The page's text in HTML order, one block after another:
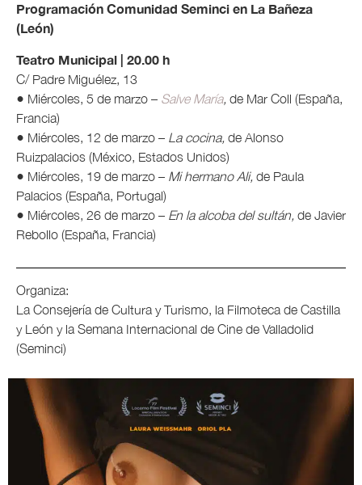
Programación Comunidad Seminci en La Bañeza
(León)
Teatro Municipal | 20.00 h
C/ Padre Miguélez, 13
● Miércoles, 5 de marzo – Salve María, de Mar Coll (España,
Francia)
● Miércoles, 12 de marzo – La cocina, de Alonso
Ruizpalacios (México, Estados Unidos)
● Miércoles, 19 de marzo – Mi hermano Ali, de Paula
Palacios (España, Portugal)
● Miércoles, 26 de marzo – En la alcoba del sultán, de Javier
Rebollo (España, Francia)
Organiza:
La Consejería de Cultura y Turismo, la Filmoteca de Castilla
y León y la Semana Internacional de Cine de Valladolid
(Seminci)